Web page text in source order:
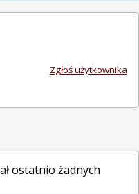
Zgłoś użytkownika
ostatnio żadnych